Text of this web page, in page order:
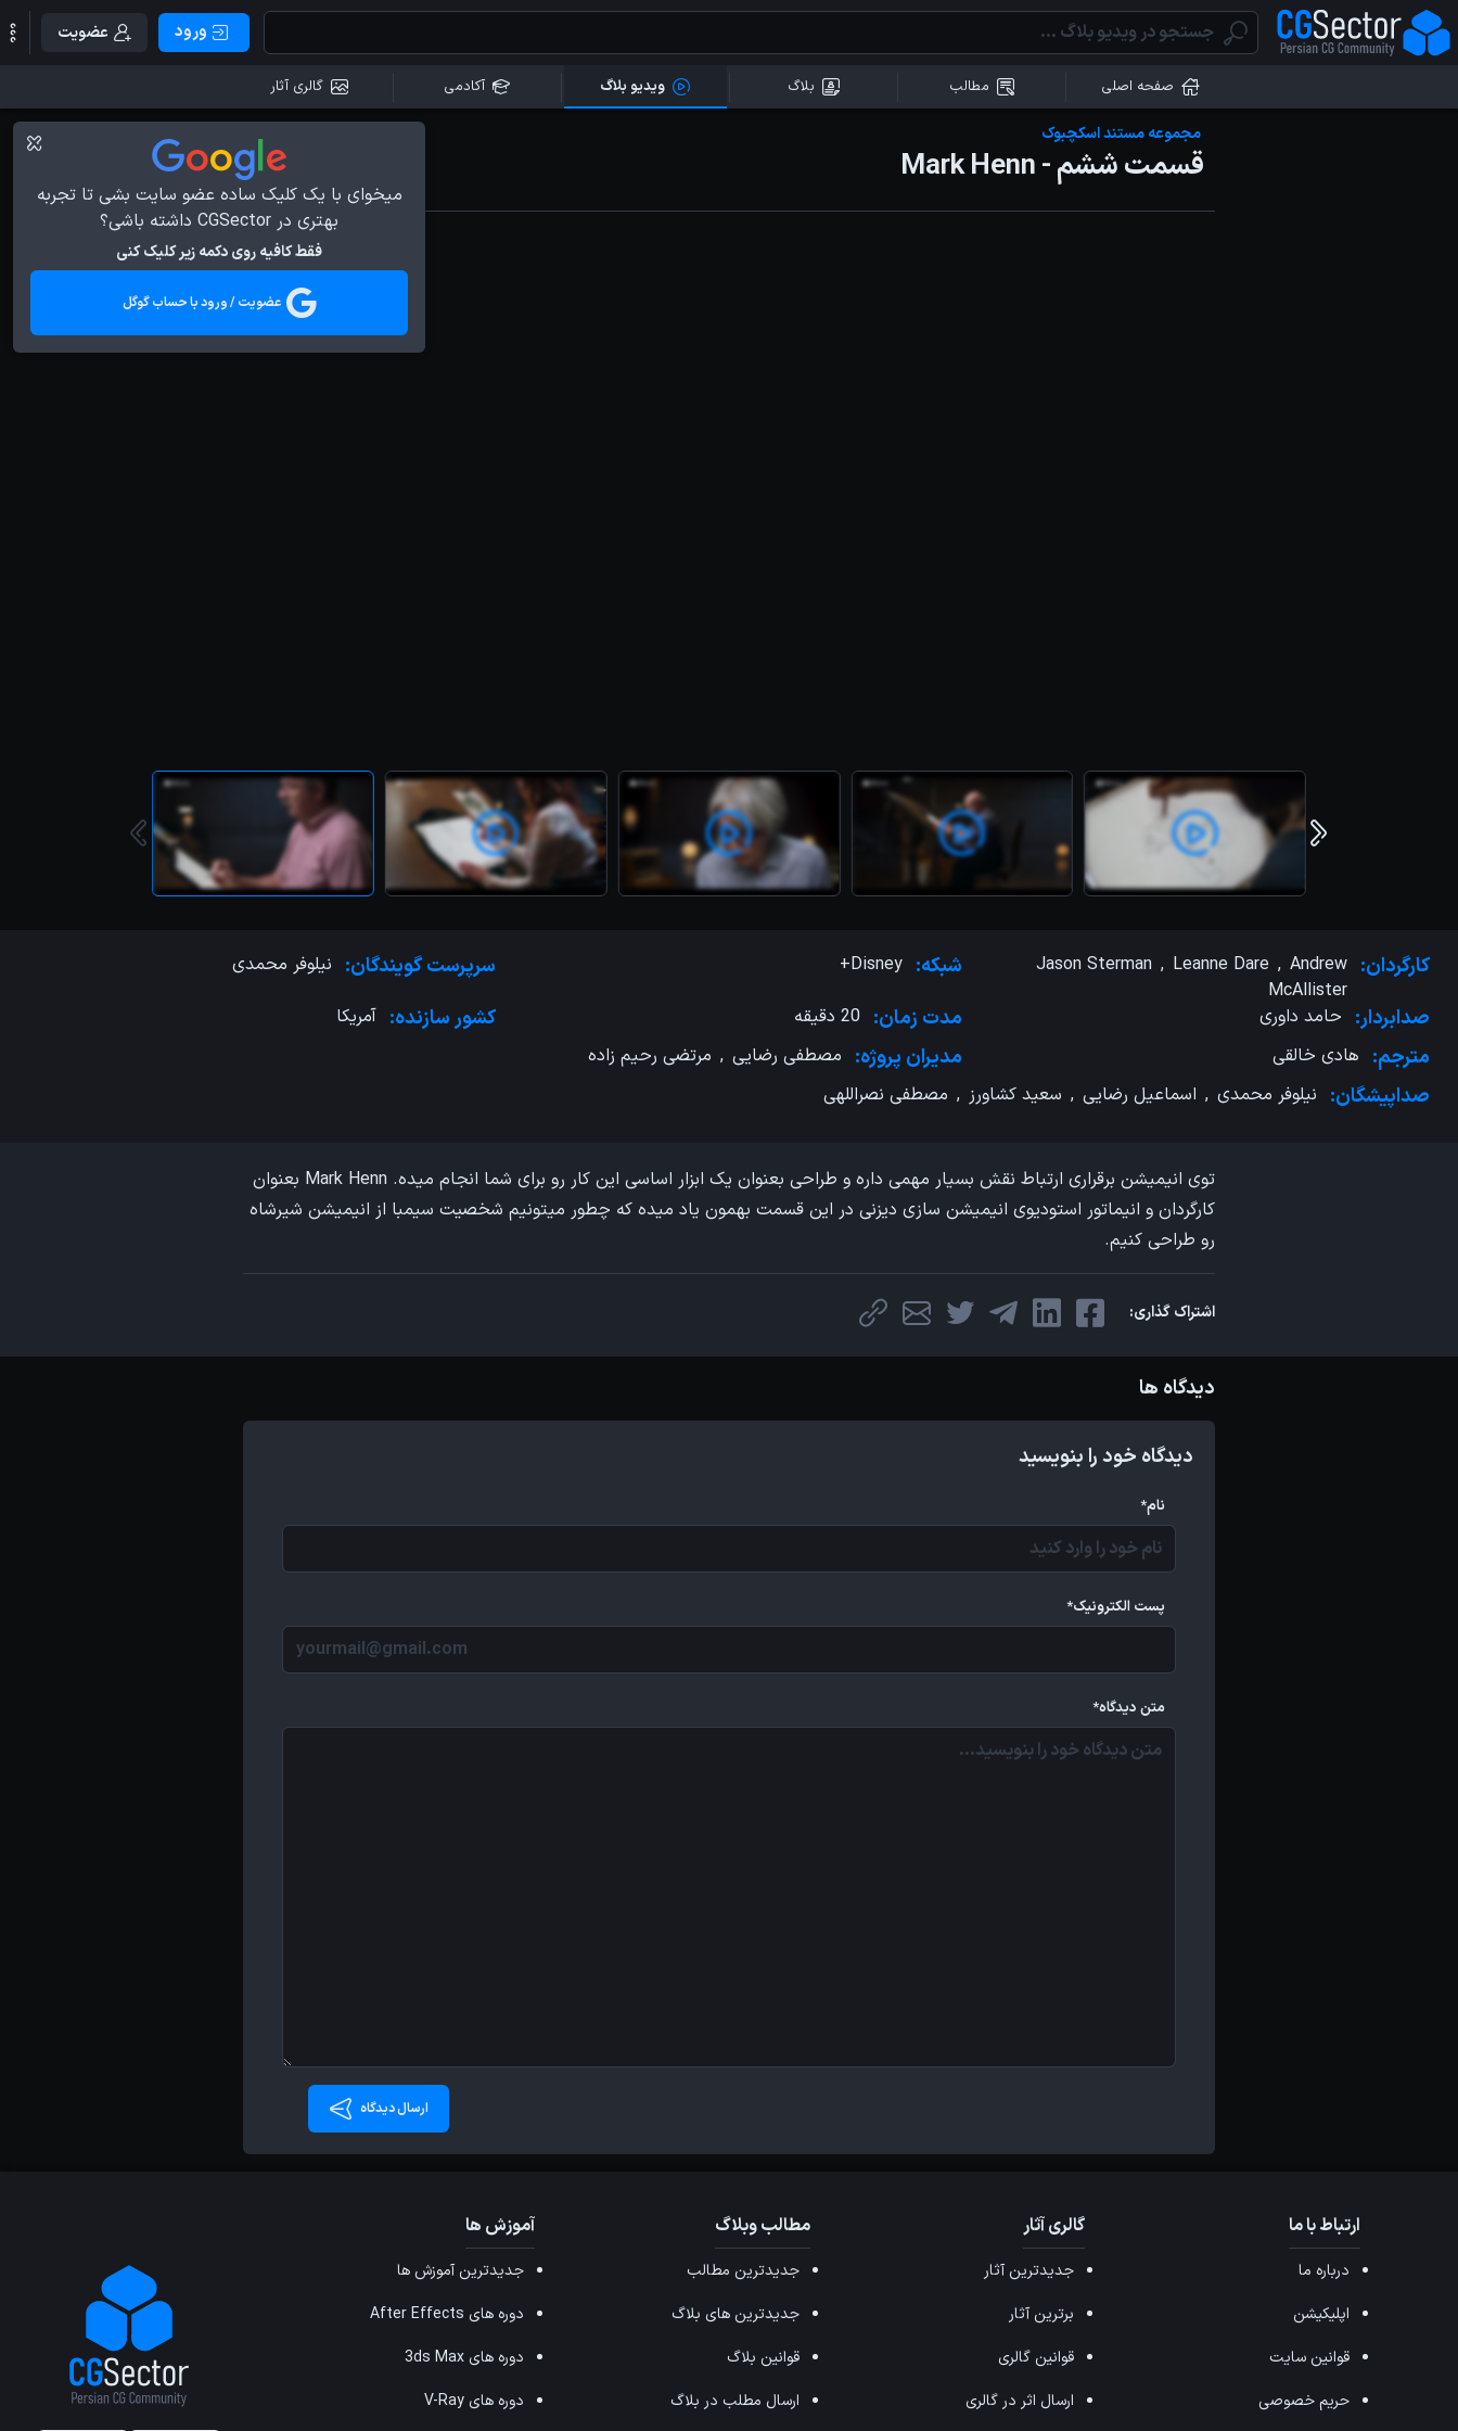
ورود عضویت
صفحه اصلی مطالب بلاگ ویدیو بلاگ آکادمی گالری آثار
میخوای با یک کلیک ساده عضو سایت بشی تا تجربه
بهتری در CGSector داشته باشی؟
فقط کافیه روی دکمه زیر کلیک کنی
عضویت / ورود با حساب گوگل
مجموعه مستند اسکچبوک
قسمت ششم - Mark Henn
کارگردان: Jason Sterman , Leanne Dare , Andrew
McAllister
شبکه: Disney+ سرپرست گویندگان: نیلوفر محمدی
صدابردار: حامد داوری مدت زمان: 20 دقیقه کشور سازنده: آمریکا
مترجم: هادی خالقی مدیران پروژه: مصطفی رضایی , مرتضی رحیم زاده
صداپیشگان: نیلوفر محمدی , اسماعیل رضایی , سعید کشاورز , مصطفی نصراللهی
توی انیمیشن برقراری ارتباط نقش بسیار مهمی داره و طراحی بعنوان یک ابزار اساسی این کار رو برای شما انجام میده. Mark Henn بعنوان
کارگردان و انیماتور استودیوی انیمیشن سازی دیزنی در این قسمت بهمون یاد میده که چطور میتونیم شخصیت سیمبا از انیمیشن شیرشاه
رو طراحی کنیم.
اشتراک گذاری:
دیدگاه ها
دیدگاه خود را بنویسید
نام*
پست الکترونیک*
متن دیدگاه*
ارسال دیدگاه
ارتباط با ما
درباره ما
اپلیکیشن
قوانین سایت
حریم خصوصی
گالری آثار
جدیدترین آثار
برترین آثار
قوانین گالری
ارسال اثر در گالری
مطالب وبلاگ
جدیدترین مطالب
جدیدترین های بلاگ
قوانین بلاگ
ارسال مطلب در بلاگ
آموزش ها
جدیدترین آموزش ها
دوره های After Effects
دوره های 3ds Max
دوره های V-Ray